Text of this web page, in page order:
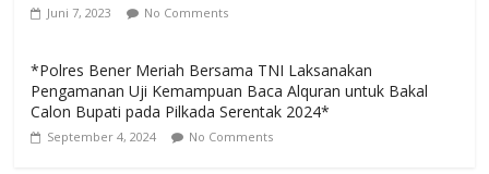
Juni 7, 2023 No Comments
*Polres Bener Meriah Bersama TNI Laksanakan
Pengamanan Uji Kemampuan Baca Alquran untuk Bakal
Calon Bupati pada Pilkada Serentak 2024*
September 4, 2024 No Comments